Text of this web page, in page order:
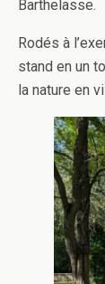
Barthelasse.
Rodés à
stand en un
la nature en